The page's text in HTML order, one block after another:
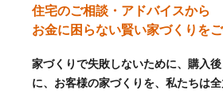
住宅のご相談・アドバイスから
お金に困らない賢い家づくりを
家づくりで失敗しないために、購入
に、お客様の家づくりを、私たちは